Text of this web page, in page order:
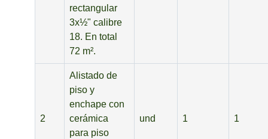
rectangular
3x½" calibre
18. En total
72 m².
2
Alistado de
piso y
enchape con
cerámica
para piso
und 1 1